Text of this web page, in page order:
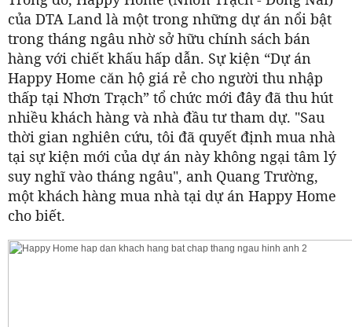
của DTA Land là một trong những dự án nổi bật
trong tháng ngâu nhờ sở hữu chính sách bán
hàng với chiết khấu hấp dẫn. Sự kiện “Dự án
Happy Home căn hộ giá rẻ cho người thu nhập
thấp tại Nhơn Trạch” tổ chức mới đây đã thu hút
nhiều khách hàng và nhà đầu tư tham dự. "Sau
thời gian nghiên cứu, tôi đã quyết định mua nhà
tại sự kiện mới của dự án này không ngại tâm lý
suy nghĩ vào tháng ngâu", anh Quang Trường,
một khách hàng mua nhà tại dự án Happy Home
cho biết.